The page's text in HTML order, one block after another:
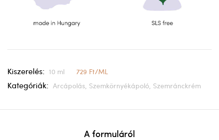
Kiszerelés: 10 ml 729 Ft/ML
Kategóriák: Arcápolás, Szemkörnyékápoló, Szemránckrém
A formuláról